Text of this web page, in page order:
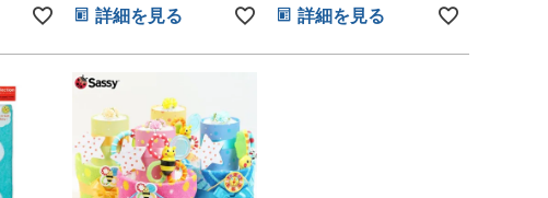
詳細を見る 詳細を見る